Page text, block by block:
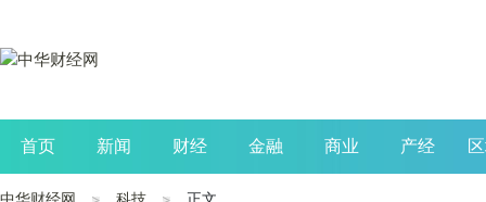
首页 新闻 财经 金融 商业 产经